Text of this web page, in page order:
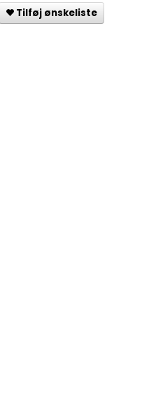
Tilføj ønskeliste